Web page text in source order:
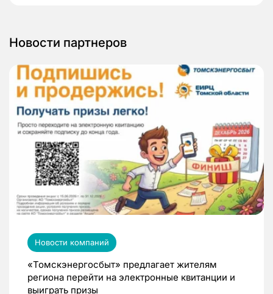
Новости партнеров
Новости компаний
«Томскэнергосбыт» предлагает жителям
региона перейти на электронные квитанции и
выиграть призы